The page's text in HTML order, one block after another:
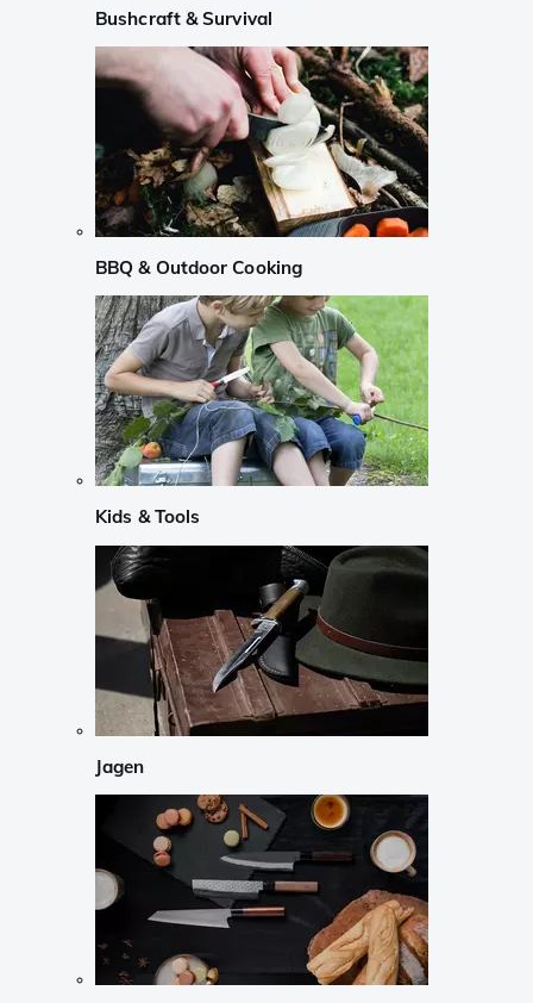
Bushcraft & Survival
BBQ & Outdoor Cooking
Kids & Tools
Jagen